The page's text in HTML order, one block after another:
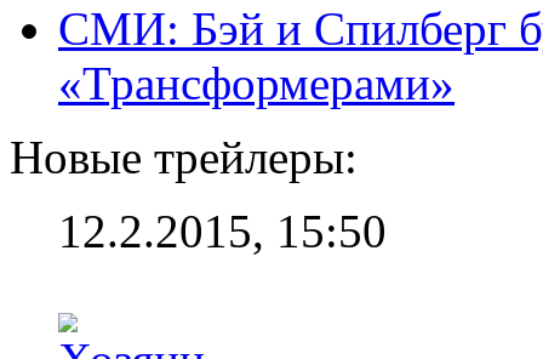
СМИ: Бэй и Спилберг
«Трансформерами»
Новые трейлеры:
12.2.2015, 15:50